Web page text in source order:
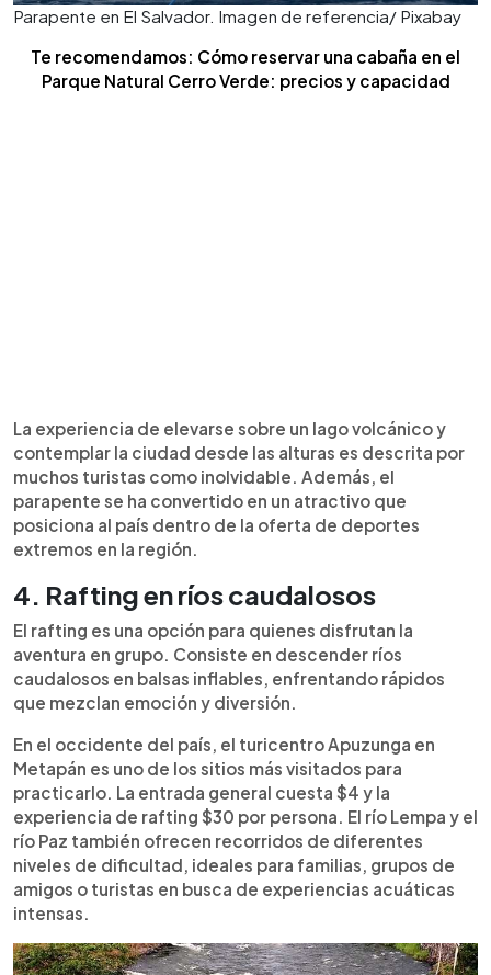
Parapente en El Salvador. Imagen de referencia/ Pixabay
Te recomendamos: Cómo reservar una cabaña en el
Parque Natural Cerro Verde: precios y capacidad
La experiencia de elevarse sobre un lago volcánico y
contemplar la ciudad desde las alturas es descrita por
muchos turistas como inolvidable. Además, el
parapente se ha convertido en un atractivo que
posiciona al país dentro de la oferta de deportes
extremos en la región.
4. Rafting en ríos caudalosos
El rafting es una opción para quienes disfrutan la
aventura en grupo. Consiste en descender ríos
caudalosos en balsas inflables, enfrentando rápidos
que mezclan emoción y diversión.
En el occidente del país, el turicentro Apuzunga en
Metapán es uno de los sitios más visitados para
practicarlo. La entrada general cuesta $4 y la
experiencia de rafting $30 por persona. El río Lempa y el
río Paz también ofrecen recorridos de diferentes
niveles de dificultad, ideales para familias, grupos de
amigos o turistas en busca de experiencias acuáticas
intensas.